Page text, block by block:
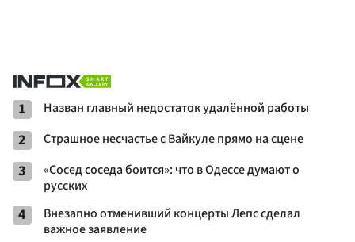
1 Назван главный недостаток удалённой работы
2 Страшное несчастье с Вайкуле прямо на сцене
3
«Сосед соседа боится»: что в Одессе думают о
русских
4
Внезапно отменивший концерты Лепс сделал
важное заявление